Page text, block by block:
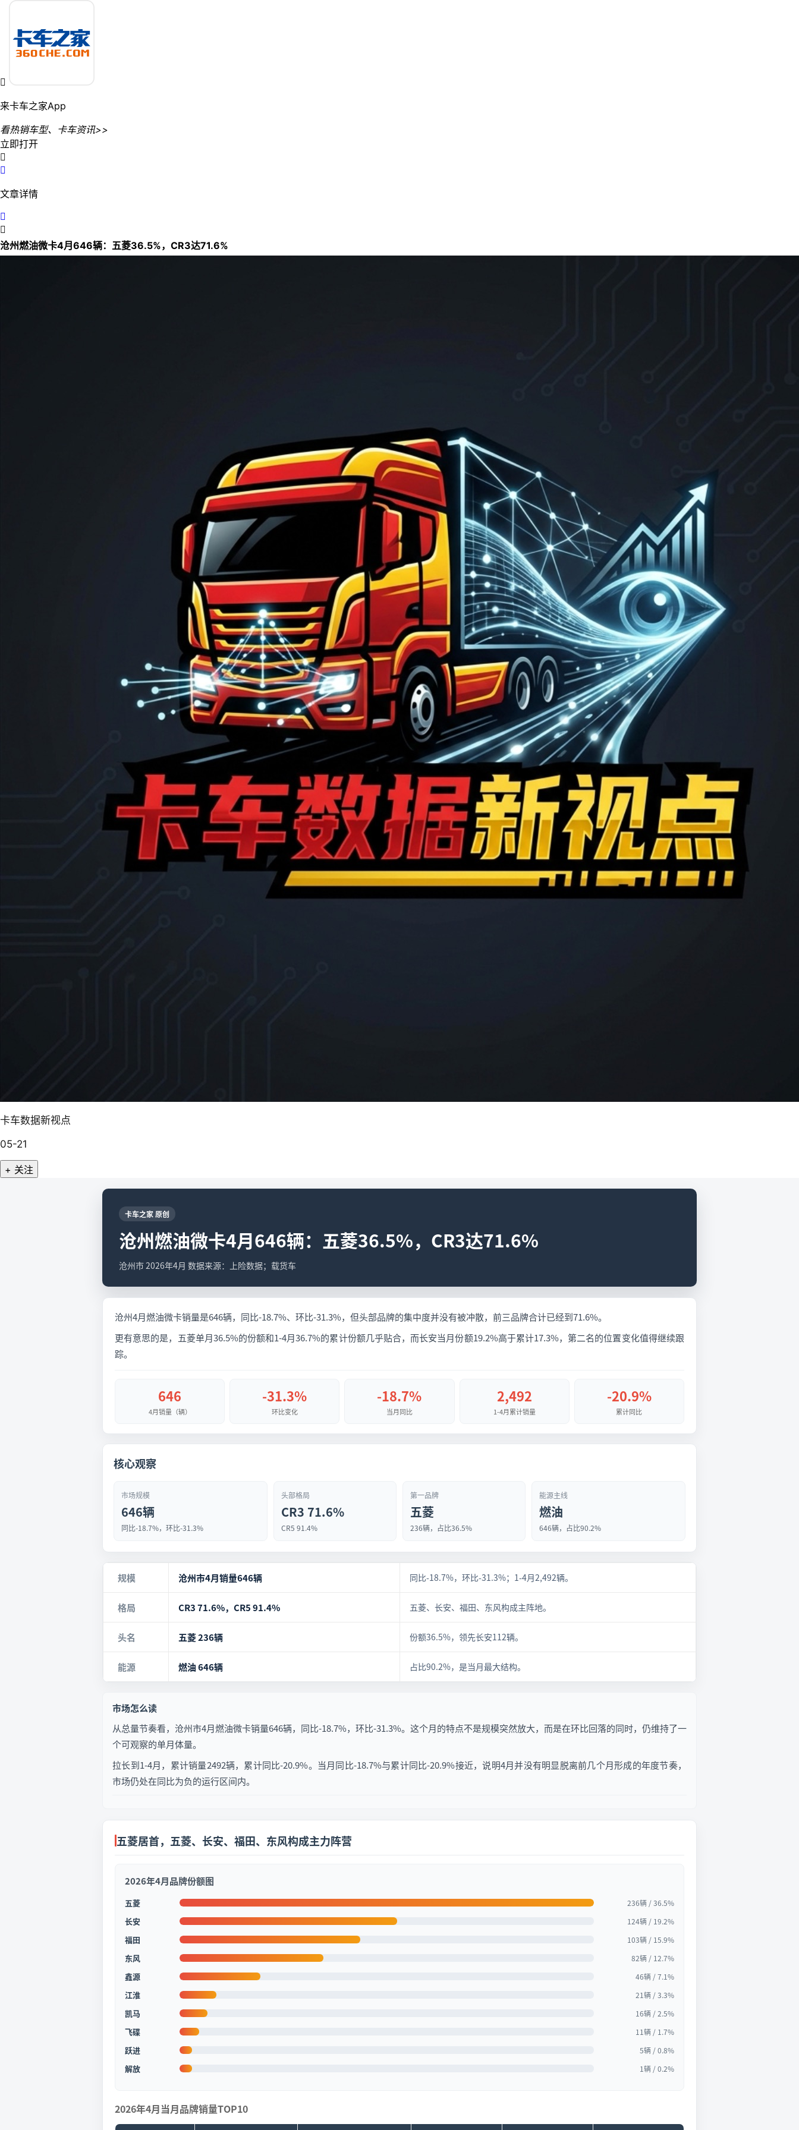

来卡车之家App
看热销车型、卡车资讯>>
立即打开


文章详情


沧州燃油微卡4月646辆：五菱36.5%，CR3达71.6%
卡车数据新视点
05-21
+ 关注
卡车之家 原创
沧州燃油微卡4月646辆：五菱36.5%，CR3达71.6%
沧州市 2026年4月 数据来源：上险数据；载货车
沧州4月燃油微卡销量是646辆，同比-18.7%、环比-31.3%，但头部品牌的集中度并没有被冲散，前三品牌合计已经到71.6%。
更有意思的是，五菱单月36.5%的份额和1-4月36.7%的累计份额几乎贴合，而长安当月份额19.2%高于累计17.3%，第二名的位置变化值得继续跟
踪。
646
4月销量（辆）
-31.3%
环比变化
-18.7%
当月同比
2,492
1-4月累计销量
-20.9%
累计同比
核心观察
市场规模
646辆
同比-18.7%，环比-31.3%
头部格局
CR3 71.6%
CR5 91.4%
第一品牌
五菱
236辆，占比36.5%
能源主线
燃油
646辆，占比90.2%
规模 沧州市4月销量646辆 同比-18.7%，环比-31.3%；1-4月2,492辆。
格局 CR3 71.6%，CR5 91.4% 五菱、长安、福田、东风构成主阵地。
头名 五菱 236辆 份额36.5%，领先长安112辆。
能源 燃油 646辆 占比90.2%，是当月最大结构。
市场怎么读
从总量节奏看，沧州市4月燃油微卡销量646辆，同比-18.7%，环比-31.3%。这个月的特点不是规模突然放大，而是在环比回落的同时，仍维持了一
个可观察的单月体量。
拉长到1-4月，累计销量2492辆，累计同比-20.9%。当月同比-18.7%与累计同比-20.9%接近，说明4月并没有明显脱离前几个月形成的年度节奏，
市场仍处在同比为负的运行区间内。
五菱居首，五菱、长安、福田、东风构成主力阵营
2026年4月品牌份额图
五菱 236辆 / 36.5%
长安 124辆 / 19.2%
福田 103辆 / 15.9%
东风 82辆 / 12.7%
鑫源 46辆 / 7.1%
江淮 21辆 / 3.3%
凯马 16辆 / 2.5%
飞碟 11辆 / 1.7%
跃进 5辆 / 0.8%
解放 1辆 / 0.2%
2026年4月当月品牌销量TOP10